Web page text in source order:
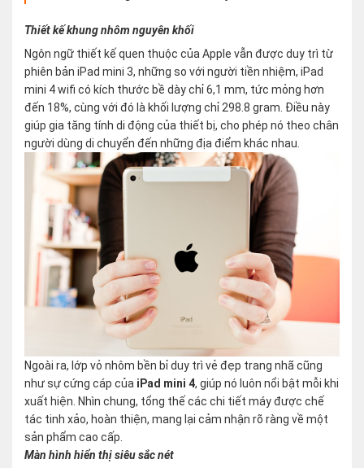
Thiết kế khung nhôm nguyên khối
Ngôn ngữ thiết kế quen thuộc của Apple vẫn được duy trì từ
phiên bản iPad mini 3, những so với người tiền nhiệm, iPad
mini 4 wifi có kích thước bề dày chỉ 6,1 mm, tức mỏng hơn
đến 18%, cùng với đó là khối lượng chỉ 298.8 gram. Điều này
giúp gia tăng tính di động của thiết bị, cho phép nó theo chân
người dùng di chuyển đến những địa điểm khác nhau.
Ngoài ra, lớp vỏ nhôm bền bỉ duy trì vẻ đẹp trang nhã cũng
như sự cứng cáp của iPad mini 4, giúp nó luôn nổi bật mỗi khi
xuất hiện. Nhìn chung, tổng thế các chi tiết máy được chế
tác tinh xảo, hoàn thiện, mang lại cảm nhận rõ ràng về một
sản phẩm cao cấp.
Màn hình hiển thị siêu sắc nét